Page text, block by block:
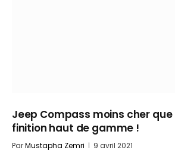
Jeep Compass moins cher
finition haut de gamme !
ParMustapha Zemri 9 avril 2021